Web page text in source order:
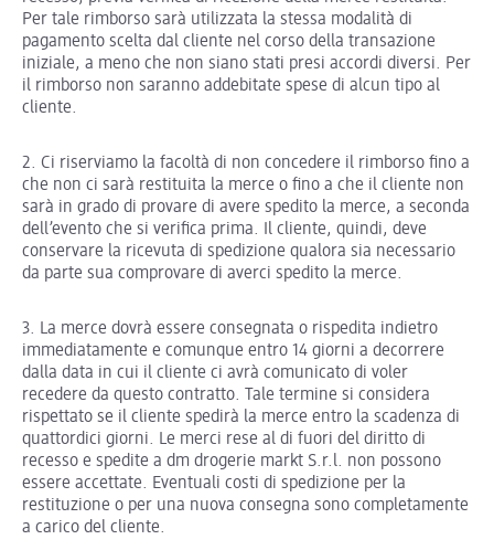
Per tale rimborso sarà utilizzata la stessa modalità di
pagamento scelta dal cliente nel corso della transazione
iniziale, a meno che non siano stati presi accordi diversi. Per
il rimborso non saranno addebitate spese di alcun tipo al
cliente.
2. Ci riserviamo la facoltà di non concedere il rimborso fino a
che non ci sarà restituita la merce o fino a che il cliente non
sarà in grado di provare di avere spedito la merce, a seconda
dell’evento che si verifica prima. Il cliente, quindi, deve
conservare la ricevuta di spedizione qualora sia necessario
da parte sua comprovare di averci spedito la merce.
3. La merce dovrà essere consegnata o rispedita indietro
immediatamente e comunque entro 14 giorni a decorrere
dalla data in cui il cliente ci avrà comunicato di voler
recedere da questo contratto. Tale termine si considera
rispettato se il cliente spedirà la merce entro la scadenza di
quattordici giorni. Le merci rese al di fuori del diritto di
recesso e spedite a dm drogerie markt S.r.l. non possono
essere accettate. Eventuali costi di spedizione per la
restituzione o per una nuova consegna sono completamente
a carico del cliente.